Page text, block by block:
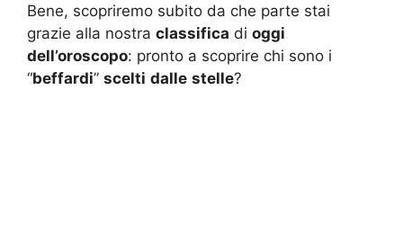
Bene, scopriremo subito da che parte stai
grazie alla nostra classifica di oggi
dell’oroscopo: pronto a scoprire chi sono i
“beffardi” scelti dalle stelle?